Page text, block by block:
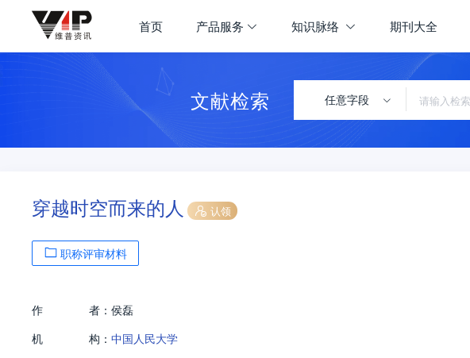
首页 产品服务 知识脉络 期刊大全
文献检索 任意字段
穿越时空而来的人 认领
职称评审材料
作 者： 侯磊
机
构： 中国人民大学